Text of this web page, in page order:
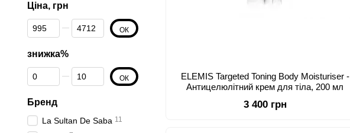
ELEMIS Targeted Toning Body Moisturiser -
Антицелюлітний крем для тіла, 200 мл
3 400 грн
Ціна, грн
От Ціна, грн
До Ціна, грн
ОК
знижка%
От знижка%
До знижка%
ОК
Бренд
La Sultan De Saba 11